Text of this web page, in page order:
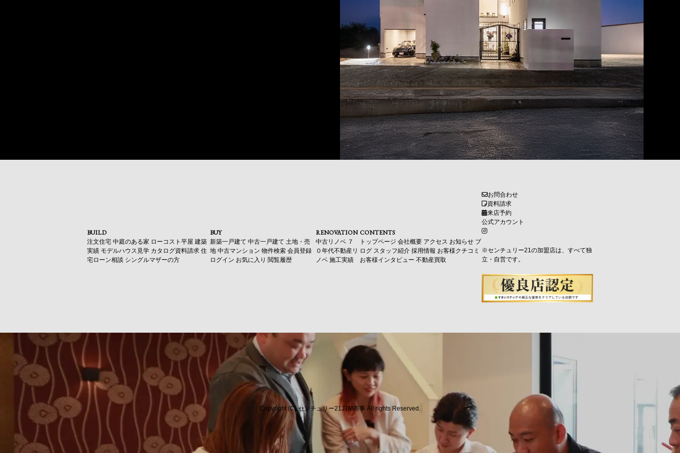
BUILD
注文住宅 中庭のある家 ローコスト平屋 建築
実績 モデルハウス見学 カタログ資料請求 住
宅ローン相談 シングルマザーの方
BUY
新築一戸建て 中古一戸建て 土地・売
地 中古マンション 物件検索 会員登録
ログイン お気に入り 閲覧履歴
RENOVATION
中古リノベ ７
０年代不動産リ
ノベ 施工実績
CONTENTS
トップページ 会社概要 アクセス お知らせ ブ
ログ スタッフ紹介 採用情報 お客様クチコミ
お客様インタビュー 不動産買取
お問合わせ
資料請求
来店予約
公式アカウント
※センチュリー21の加盟店は、すべて独
立・自営です。
Copyright (C) センチュリー21JTM商事 All rights Reserved.